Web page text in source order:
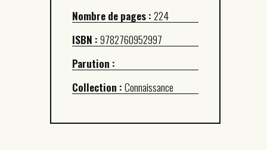
Nombre de pages :224
ISBN :9782760952997
Parution :
Collection :Connaissance